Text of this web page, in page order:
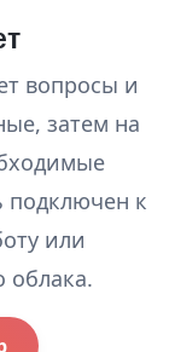
вопросы и
затем на
подключен к
или
облака.